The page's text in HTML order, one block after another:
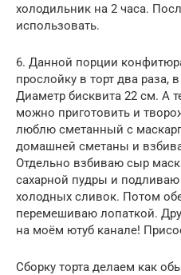
холодильник на 2 часа.
использовать.
6. Данной порции
прослойку в торт два раза,
Диаметр бисквита 22 см. А
можно приготовить и
люблю сметанный с
домашней сметаны и
Отдельно взбиваю сыр
сахарной пудры и
холодных сливок. Потом
перемешиваю лопаткой.
на моём ютуб канале!
Сборку торта делаем как